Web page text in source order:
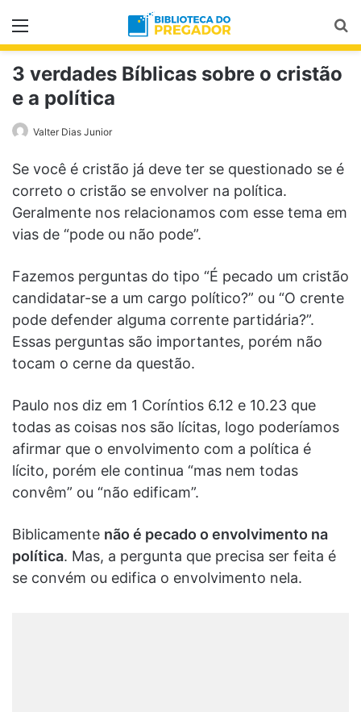
Menu
3 verdades Bíblicas sobre o cristão
e a política
Valter Dias Junior
Se você é cristão já deve ter se questionado se é
correto o cristão se envolver na política.
Geralmente nos relacionamos com esse tema em
vias de “pode ou não pode”.
Fazemos perguntas do tipo “É pecado um cristão
candidatar-se a um cargo político?” ou “O crente
pode defender alguma corrente partidária?”.
Essas perguntas são importantes, porém não
tocam o cerne da questão.
Paulo nos diz em 1 Coríntios 6.12 e 10.23 que
todas as coisas nos são lícitas, logo poderíamos
afirmar que o envolvimento com a política é
lícito, porém ele continua “mas nem todas
convêm” ou “não edificam”.
Biblicamente não é pecado o envolvimento na
política. Mas, a pergunta que precisa ser feita é
se convém ou edifica o envolvimento nela.